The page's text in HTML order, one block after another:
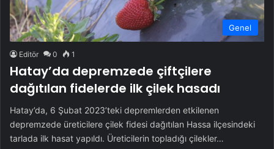
Genel
Editör 0 1
Hatay’da depremzede çiftçilere
dağıtılan fidelerde ilk çilek hasadı
Hatay’da, 6 Şubat 2023’teki depremlerden etkilenen
depremzede üreticilere çilek fidesi dağıtılan Hassa ilçesindeki
tarlada ilk hasat yapıldı. Üreticilerin topladığı çilekler…